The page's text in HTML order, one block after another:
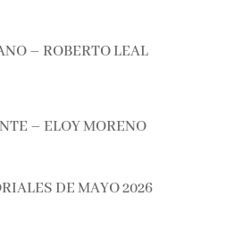
– ROBERTO LEAL
– ELOY MORENO
DE MAYO 2026